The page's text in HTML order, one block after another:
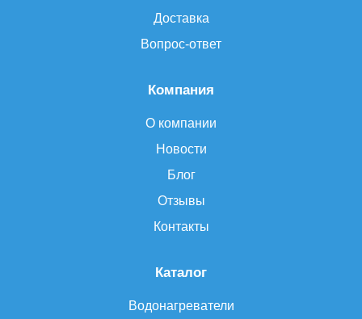
Каталог
Водонагреватели
Компания
О компании
Новости
Блог
Отзывы
Контакты
Доставка
Вопрос-ответ